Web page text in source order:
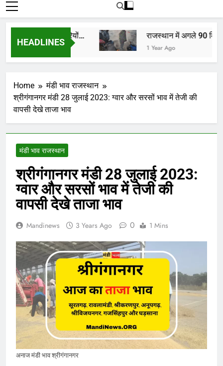
रोजाना हमारे पोर्टल Mandinews.org पर प्रदर्शित
की जाती है.
HEADLINES
किसानों, व्यापारियों… राजस्थान में अगले 90 मिनट में
1 Year Ago
Home
मंडी भाव राजस्थान
श्रीगंगानगर मंडी 28 जुलाई 2023: ग्वार और सरसों भाव में तेजी की
वापसी देखे ताजा भाव
मंडी भाव राजस्थान
श्रीगंगानगर मंडी 28 जुलाई 2023:
ग्वार और सरसों भाव में तेजी की
वापसी देखे ताजा भाव
Mandinews 3 Years Ago 0 1 Mins
अनाज मंडी भाव श्रीगंगानगर